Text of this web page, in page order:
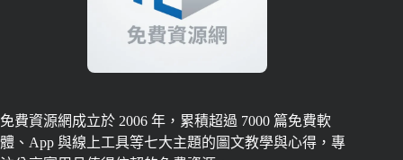
免費資源網成立於 2006 年，累積超過 7000 篇免費軟
體、App 與線上工具等七大主題的圖文教學與心得，專